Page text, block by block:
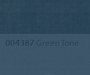
004387 Green Tone